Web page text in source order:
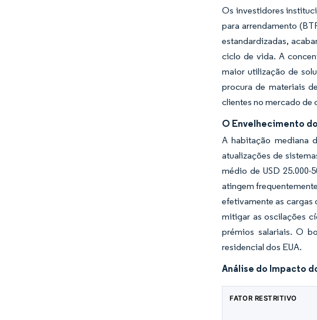
Os investidores
para arrendamento
estandardizadas,
ciclo de vida. A
maior utilização de
procura de materiais
clientes no mercado de
O Envelhecimento
A habitação mediana
atualizações de
médio de USD
atingem
efetivamente as cargas
mitigar as oscilações
prémios salariais. O
residencial dos EUA.
Análise do Impacto
FATOR RESTRITIVO